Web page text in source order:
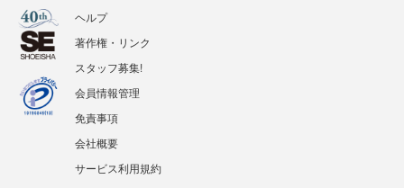
ヘルプ
著作権・リンク
スタッフ募集!
会員情報管理
免責事項
会社概要
サービス利用規約